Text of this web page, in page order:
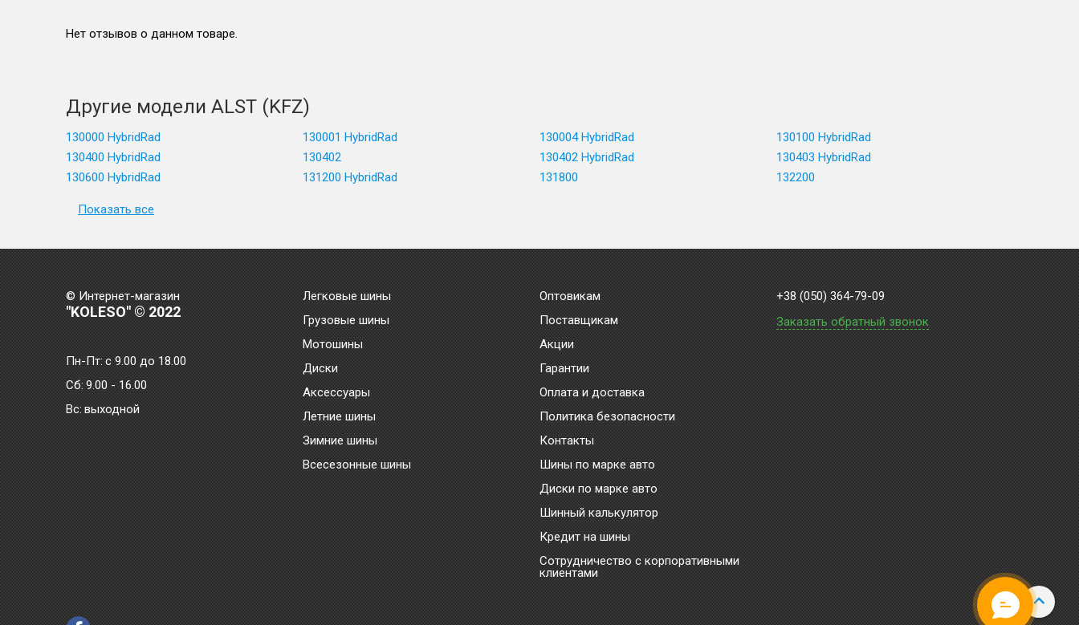
Нет отзывов о данном товаре.
Другие модели ALST (KFZ)
130000 HybridRad 130001 HybridRad 130004 HybridRad
130100 HybridRad
130400 HybridRad
130402 130402 HybridRad
130403 HybridRad
130600 HybridRad
131200 HybridRad 131800 132200
Показать все
© Интернет-магазин
"KOLESO" © 2022
Пн-Пт:с 9.00 до 18.00
Сб: 9.00 - 16.00
Bc: выходной
Легковые шины
Грузовые шины
Мотошины
Диски
Аксессуары
Летние шины
Зимние шины
Всесезонные шины
Оптовикам
Поставщикам
Акции
Гарантии
Оплата и доставка
Политика безопасности
Контакты
Шины по марке авто
Диски по марке авто
Шинный калькулятор
Кредит на шины
Сотрудничество с корпоративными
клиентами
+38 (050) 364-79-09
Заказать обратный звонок